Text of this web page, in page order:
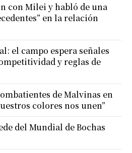
con Milei y habló de una
en la relación
el campo espera señales
y reglas de
de Malvinas en
colores nos unen”
del Mundial de Bochas